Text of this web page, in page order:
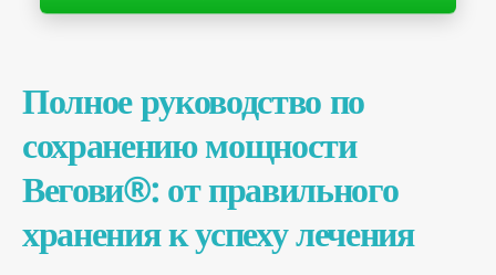
Полное руководство по
сохранению мощности
Вегови®: от правильного
хранения к успеху лечения